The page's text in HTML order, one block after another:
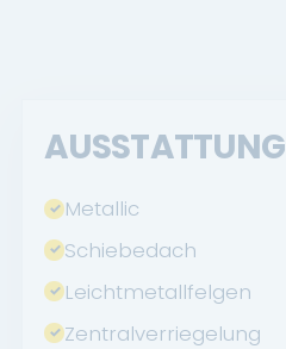
AUSSTATTUNG
Metallic
Schiebedach
Leichtmetallfelgen
Zentralverriegelung